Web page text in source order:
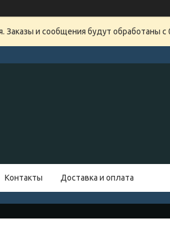
Заказы и сообщения будут обработаны
Контакты Доставка и оплата